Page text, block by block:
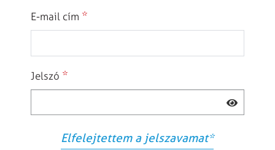
E-mail cím *
Jelszó *
Elfelejtettem a jelszavamat*